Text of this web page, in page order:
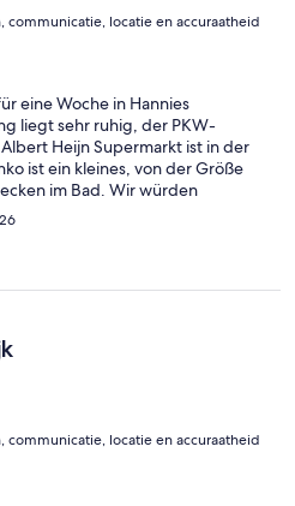
communicatie, locatie en accuraatheid
eine Woche in Hannies
liegt sehr ruhig, der PKW-
Heijn Supermarkt ist in der
ist ein kleines, von der Größe
im Bad. Wir würden
communicatie, locatie en accuraatheid